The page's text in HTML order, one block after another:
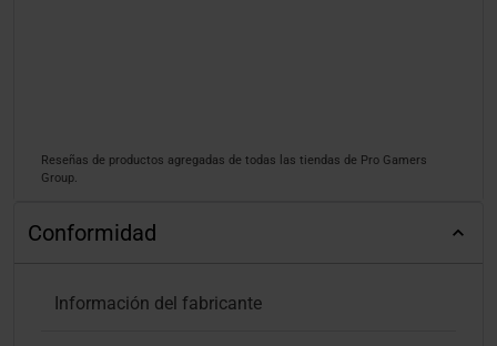
Reseñas de productos agregadas de todas las tiendas de Pro Gamers
Group.
Conformidad
Información del fabricante